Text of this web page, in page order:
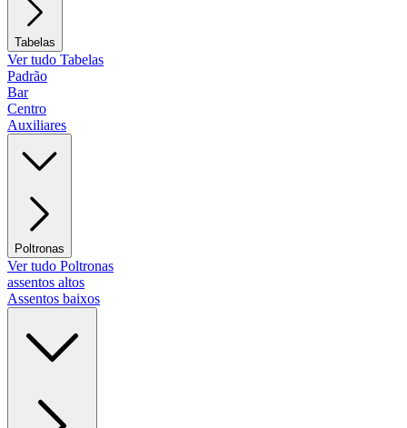
Tabelas
Ver tudo Tabelas
Padrão
Bar
Centro
Auxiliares
Poltronas
Ver tudo Poltronas
assentos altos
Assentos baixos